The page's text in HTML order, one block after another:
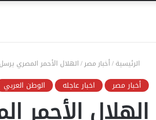
الرئيسية/أخبار مصر/الهلال الأحمر المصري يرسل أكثر من 4 آلاف طن من المساعدات
أخبار مصر اخبار عاجله الوطن العربي